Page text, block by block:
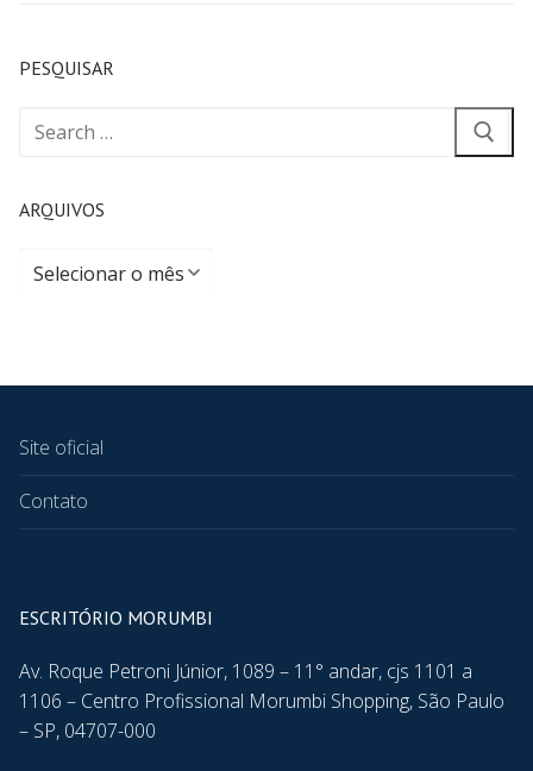
PESQUISAR
ARQUIVOS
Site oficial
Contato
ESCRITÓRIO MORUMBI
Av. Roque Petroni Júnior, 1089 – 11° andar, cjs 1101 a
1106 – Centro Profissional Morumbi Shopping, São Paulo
– SP, 04707-000